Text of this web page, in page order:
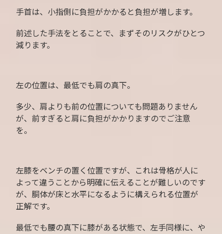
手首は、小指側に負担がかかると負担が増します。
前述した手法をとることで、まずそのリスクがひとつ
減ります。
左の位置は、最低でも肩の真下。
多少、肩よりも前の位置についても問題ありません
が、前すぎると肩に負担がかかりますのでご注意
を。
左膝をベンチの置く位置ですが、これは骨格が人に
よって違うことから明確に伝えることが難しいのです
が、胴体が床と水平になるように構えられる位置が
正解です。
最低でも腰の真下に膝がある状態で、左手同様に、や